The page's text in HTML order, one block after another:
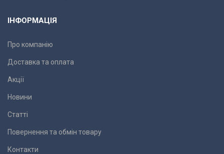
ІНФОРМАЦІЯ
Про компанію
Доставка та оплата
Акції
Новини
Статті
Повернення та обмін товару
Контакти